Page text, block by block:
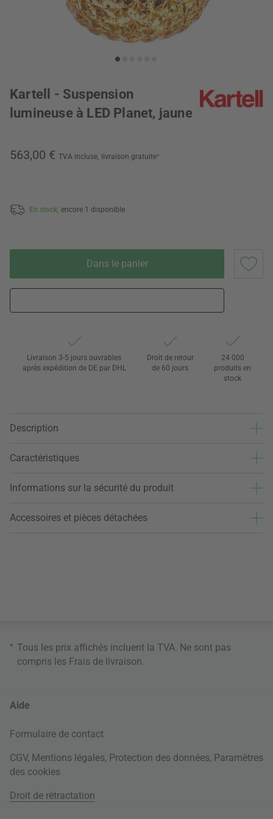
Kartell - Suspension
lumineuse à LED Planet, jaune
563,00 € TVA incluse, livraison gratuite*
En stock, encore 1 disponible
Dans le panier
Livraison 3-5 jours ouvrables
après expédition de DE par DHL
Droit de retour
de 60 jours
24 000
produits en
stock
Description
Caractéristiques
Informations sur la sécurité du produit
Accessoires et pièces détachées
* Tous les prix affichés incluent la TVA. Ne sont pas
compris les Frais de livraison
Aide
Formulaire de contact
CGV, Mentions légales, Protection des données, Paramètres
des cookies
Droit de rétractation